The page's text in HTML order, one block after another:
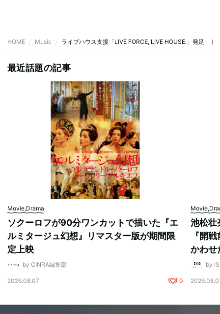
HOME Music ライブハウス支援「LIVE FORCE, LIVE HOUSE.」発足 ト
最近話題の記事
Movie,Drama
ソクーロフが90分ワンカットで描いた『エ
ルミタージュ幻想』リマスター版が期間限
定上映
by CINRA編集部
2026.08.07 0
池松壮
『開
かわせ
by